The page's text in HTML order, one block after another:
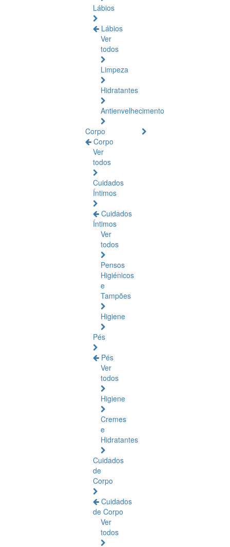
Lábios
Lábios
Ver
todos
Limpeza
Hidratantes
Antienvelhecimento
Corpo
Corpo
Ver
todos
Cuidados
Íntimos
Cuidados
Íntimos
Ver
todos
Pensos
Higiénicos
e
Tampões
Higiene
Pés
Pés
Ver
todos
Higiene
Cremes
e
Hidratantes
Cuidados
de
Corpo
Cuidados
de Corpo
Ver
todos